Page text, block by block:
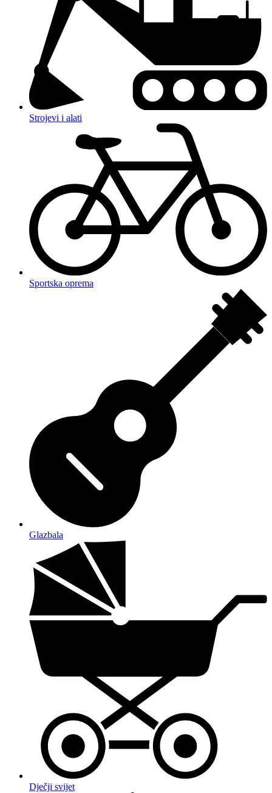
Strojevi i alati
Sportska oprema
Glazbala
Dječji svijet